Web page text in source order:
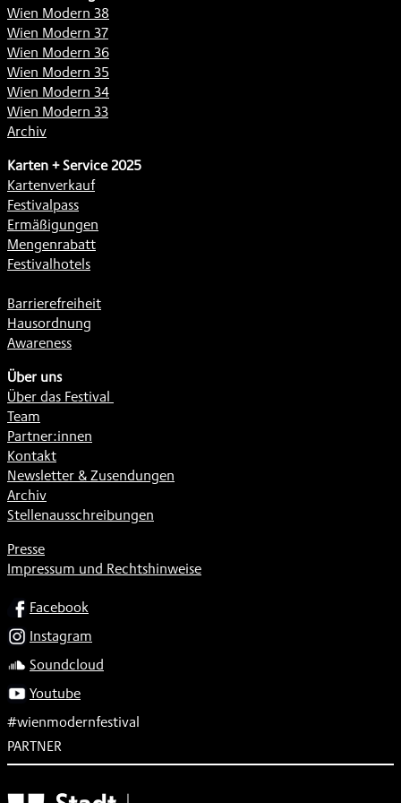
Wien Modern 38
Wien Modern 37
Wien Modern 36
Wien Modern 35
Wien Modern 34
Wien Modern 33
Archiv
Karten + Service 2025
Kartenverkauf
Festivalpass
Ermäßigungen
Mengenrabatt
Festivalhotels
Barrierefreiheit
Hausordnung
Awareness
Über uns
Über das Festival
Team
Partner:innen
Kontakt
Newsletter & Zusendungen
Archiv
Stellenausschreibungen
Presse
Impressum und Rechtshinweise
SOCIALFacebook
Instagram
Soundcloud
Youtube
#wienmodernfestival
PARTNER
Subventionsgeber